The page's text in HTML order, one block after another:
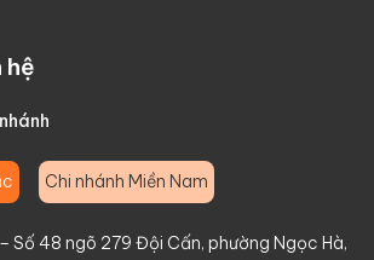
hệ
Chi nhánh Miền Nam
Số 48 ngõ 279 Đội Cấn, phường Ngọc Hà,